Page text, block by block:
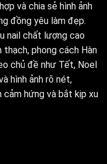
và chia sẻ hình ảnh
đồng yêu làm đẹp.
nail chất lượng cao
thạch, phong cách Hàn
chủ đề như Tết, Noel
hình ảnh rõ nét,
cảm hứng và bắt kịp xu